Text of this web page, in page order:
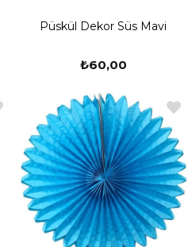
Püskül Dekor Süs Mavi
₺60,00